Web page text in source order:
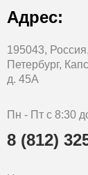
Адрес:
195043,
Петербург,
д. 45А
Пн - Пт с 8:30
8 (812)